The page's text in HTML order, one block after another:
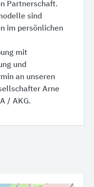
Partnerschaft.
sind
im persönlichen
mit
und
an unseren
Arne
/ AKG.